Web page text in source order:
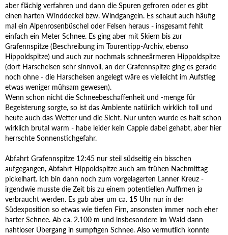
aber flächig verfahren und dann die Spuren gefroren oder es gibt
einen harten Winddeckel bzw. Windgangeln. Es schaut auch häufig
mal ein Alpenrosenbüschel oder Felsen heraus - insgesamt fehlt
einfach ein Meter Schnee. Es ging aber mit Skiern bis zur
Grafennspitze (Beschreibung im Tourentipp-Archiv, ebenso
Hippoldspitze) und auch zur nochmals schneeärmeren Hippoldspitze
(dort Harscheisen sehr sinnvoll, an der Grafennspitze ging es gerade
noch ohne - die Harscheisen angelegt wäre es vielleicht im Aufstieg
etwas weniger mühsam gewesen).
Wenn schon nicht die Schneebeschaffenheit und -menge für
Begeisterung sorgte, so ist das Ambiente natürlich wirklich toll und
heute auch das Wetter und die Sicht. Nur unten wurde es halt schon
wirklich brutal warm - habe leider kein Cappie dabei gehabt, aber hier
herrschte Sonnenstichgefahr.
Abfahrt Grafennspitze 12:45 nur steil südseitig ein bisschen
aufgegangen, Abfahrt Hippoldspitze auch am frühen Nachmittag
pickelhart. Ich bin dann noch zum vorgelagerten Lanner Kreuz -
irgendwie musste die Zeit bis zu einem potentiellen Auffirnen ja
verbraucht werden. Es gab aber um ca. 15 Uhr nur in der
Südexposition so etwas wie tiefen Firn, ansonsten immer noch eher
harter Schnee. Ab ca. 2.100 m und insbesondere im Wald dann
nahtloser Übergang in sumpfigen Schnee. Also vermutlich konnte